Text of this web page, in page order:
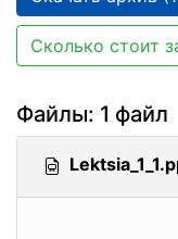
Сколько стоит
Файлы: 1 файл